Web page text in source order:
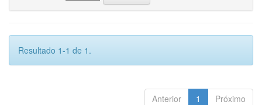
Resultado 1-1 de 1.
Anterior 1 Próximo